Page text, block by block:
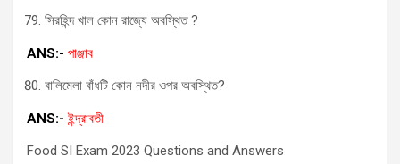
সিরহিন্দ খাল কোন রাজ্যে অবস্থিত ?
ANS:- পাঞ্জাব
বালিমেলা বাঁধটি কোন নদীর ওপর অবস্থিত?
ANS:- ইন্দ্রাবতী
Food SI Exam 2023 Questions and Answers